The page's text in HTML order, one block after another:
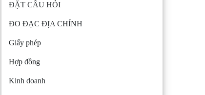
ĐẶT CÂU HỎI
ĐO ĐẠC ĐỊA CHÍNH
Giấy phép
Hợp đồng
Kinh doanh